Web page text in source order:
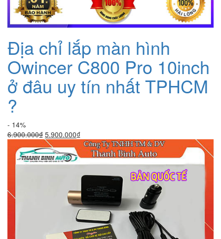
Địa chỉ lắp màn hình
Owincer C800 Pro 10inch
ở đâu uy tín nhất TPHCM
?
- 14%
6.900.000₫ Giá
gốc
là:
6.900.000₫.
5.900.000₫Giá
hiện
là:
5.900.000₫.